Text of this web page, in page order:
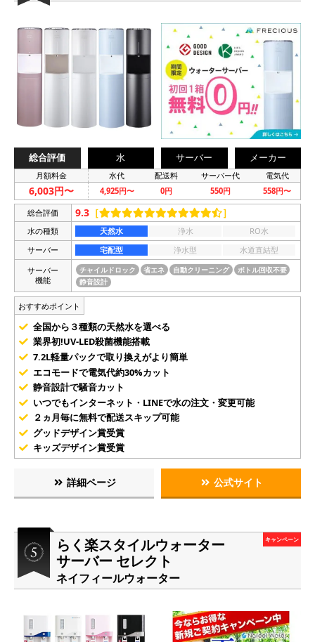
総合評価 水 サーバー メーカー
月額料金 水代 配送料 サーバー代 電気代
6,003円〜 4,925円〜 0円 550円 558円〜
総合評価 9.3 ［ ］
水の種類 天然水 浄水
RO水
サーバー
宅配型 浄水型
水道直結型
サーバー
機能
チャイルドロック 省エネ 自動クリーニング
ボトル回収不要
静音設計
おすすめポイント
全国から３種類の天然水を選べる
業界初!UV-LED殺菌機能搭載
7.2L軽量パックで取り換えがより簡単
エコモードで電気代約30%カット
静音設計で騒音カット
いつでもインターネット・LINEで水の注文・変更可能
２ヵ月毎に無料で配送スキップ可能
グッドデザイン賞受賞
キッズデザイン賞受賞
詳細ページ 公式サイト
らく楽スタイルウォーター
サーバー セレクト
ネイフィールウォーター
キャンペーン